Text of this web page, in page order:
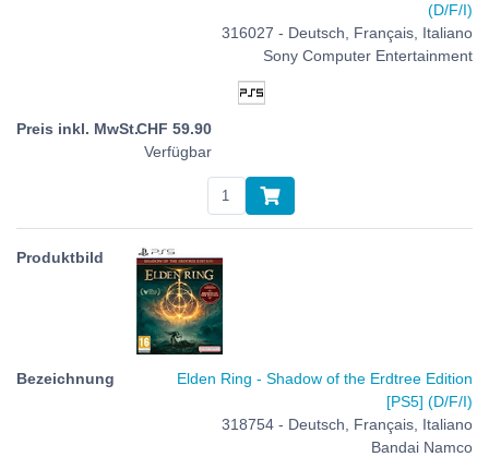
(D/F/I)
316027 - Deutsch, Français, Italiano
Sony Computer Entertainment
CHF 59.90
Verfügbar
Elden Ring - Shadow of the Erdtree Edition
[PS5] (D/F/I)
318754 - Deutsch, Français, Italiano
Bandai Namco